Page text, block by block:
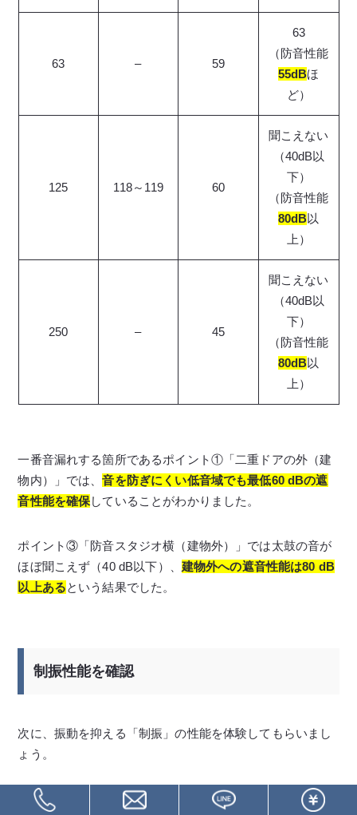
63 – 59
63
（防音性能
55dBほ
ど）
125 118～119 60
聞こえない
（40dB以
下）
（防音性能
80dB以
上）
250 – 45
聞こえない
（40dB以
下）
（防音性能
80dB以
上）
一番音漏れする箇所であるポイント①「二重ドアの外（建
物内）」では、音を防ぎにくい低音域でも最低60 dBの遮
音性能を確保していることがわかりました。
ポイント③「防音スタジオ横（建物外）」では太鼓の音が
ほぼ聞こえず（40 dB以下）、 建物外への遮音性能は80 dB
以上あるという結果でした。
制振性能を確認
次に、振動を抑える「制振」の性能を体験してもらいまし
ょう。
Fさんご一家に二重ドアの間に立っていただきました。